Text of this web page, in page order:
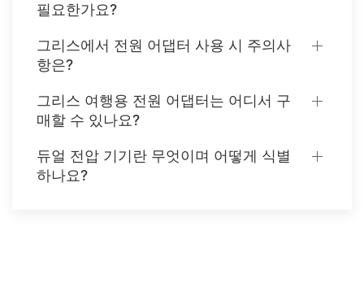
필요한가요?
그리스에서 전원 어댑터 사용 시 주의사
항은?
그리스 여행용 전원 어댑터는 어디서 구
매할 수 있나요?
듀얼 전압 기기란 무엇이며 어떻게 식별
하나요?